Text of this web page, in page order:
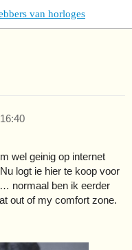
van horloges
wel geinig op internet
logt ie hier te koop voor
normaal ben ik eerder
out of my comfort zone.